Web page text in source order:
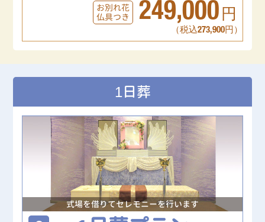
お別れ花
仏具つき
249,000 円
（税込273,900円）
1日葬
式場を借りてセレモニーを行います